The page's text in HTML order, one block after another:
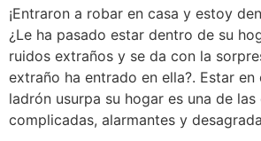
¡Entraron a robar en casa y estoy
¿Le ha pasado estar dentro de su
ruidos extraños y se da con la
extraño ha entrado en ella?. Estar en
ladrón usurpa su hogar es una de
complicadas, alarmantes y